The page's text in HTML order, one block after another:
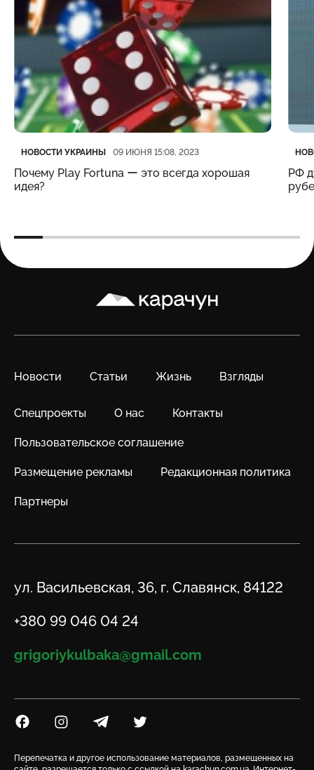
Категория
НОВОСТИ УКРАИНЫ
Дата публикации 09 ИЮНЯ 15:08, 2023
Почему Play Fortuna ー это всегда хорошая
идея?
РФ
Карачун
Новости Статьи Жизнь Взгляды
Спецпроекты О нас Контакты
Пользовательское соглашение
Размещение рекламы Редакционная политика
Партнеры
Адрес
ул. Васильевская, 36, г. Славянск, 84122
Телефон
+380 99 046 04 24
Email
grigoriykulbaka@gmail.com
Посилання на Facebook
Посилання на Instagram
Посилання на Telegram
Посилання на Twitter
Перепечатка и другое использование материалов, размещенных на